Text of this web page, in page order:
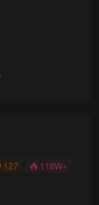
127 118W+